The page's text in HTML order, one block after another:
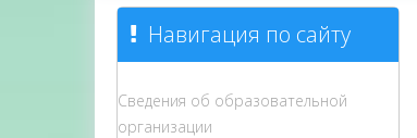
Навигация по сайту
Сведения об образовательной
организации